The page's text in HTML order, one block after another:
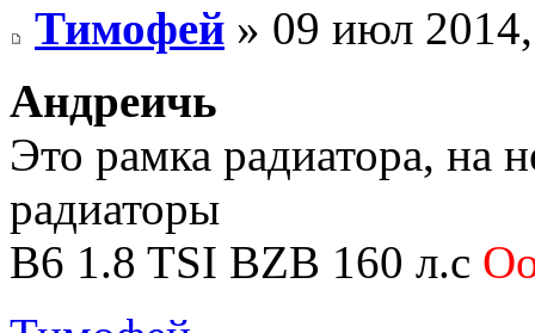
Тимофей » 09 июл
Андреичь
Это рамка радиатора, на
радиаторы
B6 1.8 TSI BZB 160 л.с